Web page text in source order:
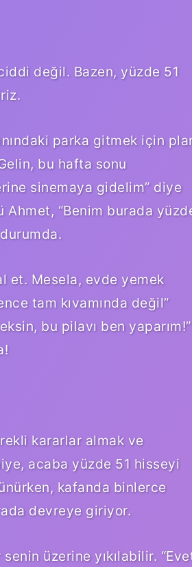
değil. Bazen, yüzde 51
parka gitmek için
bu hafta sonu
sinemaya gidelim” diye
Ahmet, “Benim burada
et. Mesela, evde yemek
tam kıvamında değil”
bu pilavı ben yaparım!”
kararlar almak ve
acaba yüzde 51 hisseyi
kafanda binlerce
devreye giriyor.
üzerine yıkılabilir.